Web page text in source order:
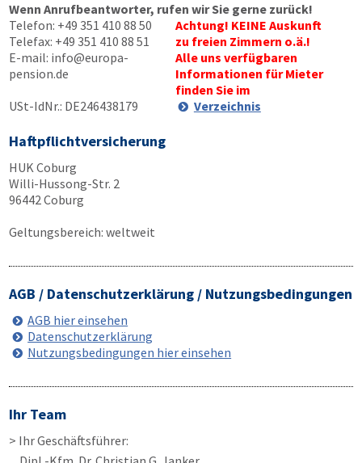
Wenn Anrufbeantworter, rufen wir Sie gerne zurück!
Telefon: +49 351 410 88 50
Telefax: +49 351 410 88 51
E-mail: info@europa-
pension.de
USt-IdNr.: DE246438179
Achtung! KEINE Auskunft
zu freien Zimmern o.ä.!
Alle uns verfügbaren
Informationen für Mieter
finden Sie im
Verzeichnis
Haftpflichtversicherung
HUK Coburg
Willi-Hussong-Str. 2
96442 Coburg
Geltungsbereich: weltweit
AGB / Datenschutzerklärung / Nutzungsbedingungen
AGB hier einsehen
Datenschutzerklärung
Nutzungsbedingungen hier einsehen
Ihr Team
> Ihr Geschäftsführer: